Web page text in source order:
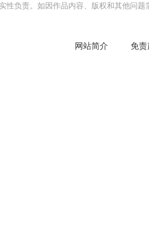
性负责。如因作品内容、版权和其他问
网站简介 免责